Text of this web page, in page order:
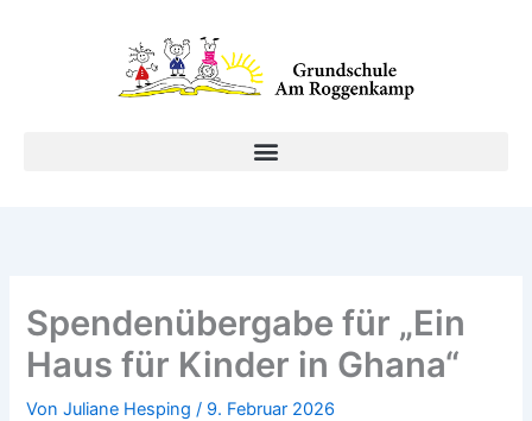
Spendenübergabe für „Ein
Haus für Kinder in Ghana“
VonJuliane Hesping/ 9. Februar 2026